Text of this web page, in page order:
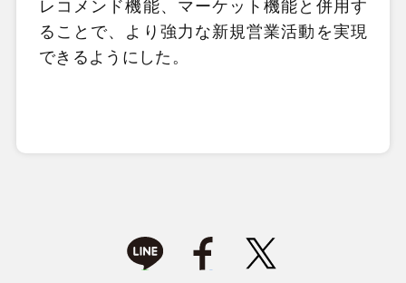
レコメンド機能、マーケット機能と併用す
ることで、より強力な新規営業活動を実現
できるようにした。